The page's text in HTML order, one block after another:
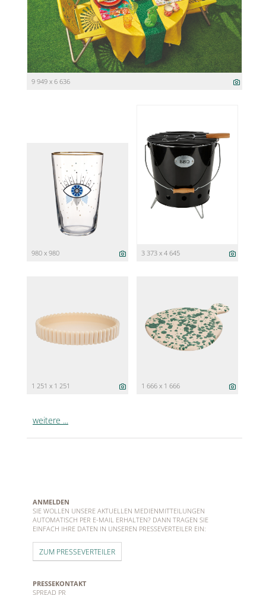
9 949 x 6 636
980 x 980 3 373 x 4 645
1 251 x 1 251 1 666 x 1 666
weitere ...
ANMELDEN
SIE WOLLEN UNSERE AKTUELLEN MEDIENMITTEILUNGEN
AUTOMATISCH PER E-MAIL ERHALTEN? DANN TRAGEN SIE
EINFACH IHRE DATEN IN UNSEREN PRESSEVERTEILER EIN:
ZUM PRESSEVERTEILER
PRESSEKONTAKT
SPREAD PR